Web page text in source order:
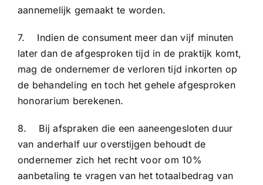
aannemelijk gemaakt te worden.
7. Indien de consument meer dan vijf minuten
later dan de afgesproken tijd in de praktijk komt,
mag de ondernemer de verloren tijd inkorten op
de behandeling en toch het gehele afgesproken
honorarium berekenen.
8. Bij afspraken die een aaneengesloten duur
van anderhalf uur overstijgen behoudt de
ondernemer zich het recht voor om 10%
aanbetaling te vragen van het totaalbedrag van